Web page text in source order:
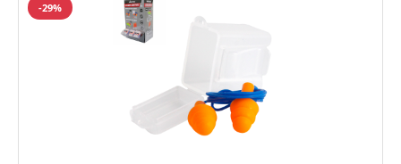
-29%